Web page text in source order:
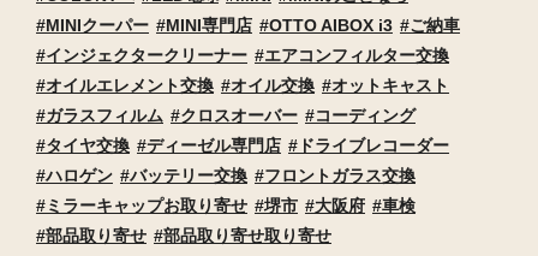
MINIクーパー
MINI専門店 OTTO AIBOX i3
ご納車
インジェクタークリーナー
エアコンフィルター交換
オイルエレメント交換
オイル交換
オットキャスト
ガラスフィルム
クロスオーバー
コーディング
タイヤ交換
ディーゼル専門店
ドライブレコーダー
ハロゲン
バッテリー交換
フロントガラス交換
ミラーキャップお取り寄せ
堺市 大阪府
車検
部品取り寄せ
部品取り寄せ取り寄せ